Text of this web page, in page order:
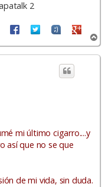
2
r
r
mi último cigarro....y
así que no se que
de mi vida, sin duda.